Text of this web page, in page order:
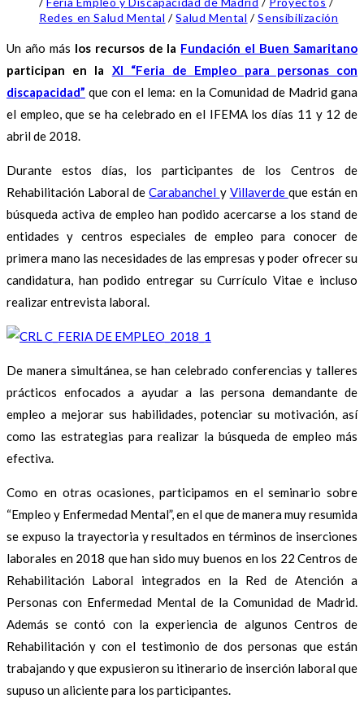
Redes en Salud Mental / Salud Mental / Sensibilización
Un año más los recursos de la Fundación el Buen Samaritano
participan en la XI “Feria de Empleo para personas con
discapacidad” que con el lema: en la Comunidad de Madrid gana
el empleo, que se ha celebrado en el IFEMA los días 11 y 12 de
abril de 2018.
Durante estos días, los participantes de los Centros de
Rehabilitación Laboral deCarabanchel y Villaverde que están en
búsqueda activa de empleo han podido acercarse a los stand de
entidades y centros especiales de empleo para conocer de
primera mano las necesidades de las empresas y poder ofrecer su
candidatura, han podido entregar su Currículo Vitae e incluso
realizar entrevista laboral.
De manera simultánea, se han celebrado conferencias y talleres
prácticos enfocados a ayudar a las persona demandante de
empleo a mejorar sus habilidades, potenciar su motivación, así
como las estrategias para realizar la búsqueda de empleo más
efectiva.
Como en otras ocasiones, participamos en el seminario sobre
“Empleo y Enfermedad Mental”, en el que de manera muy resumida
se expuso la trayectoria y resultados en términos de inserciones
laborales en 2018 que han sido muy buenos en los 22 Centros de
Rehabilitación Laboral integrados en la Red de Atención a
Personas con Enfermedad Mental de la Comunidad de Madrid.
Además se contó con la experiencia de algunos Centros de
Rehabilitación y con el testimonio de dos personas que están
trabajando y que expusieron su itinerario de inserción laboral que
supuso un aliciente para los participantes.